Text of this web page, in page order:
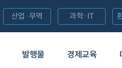
발행물 경제교육
산업·무역 과학·IT